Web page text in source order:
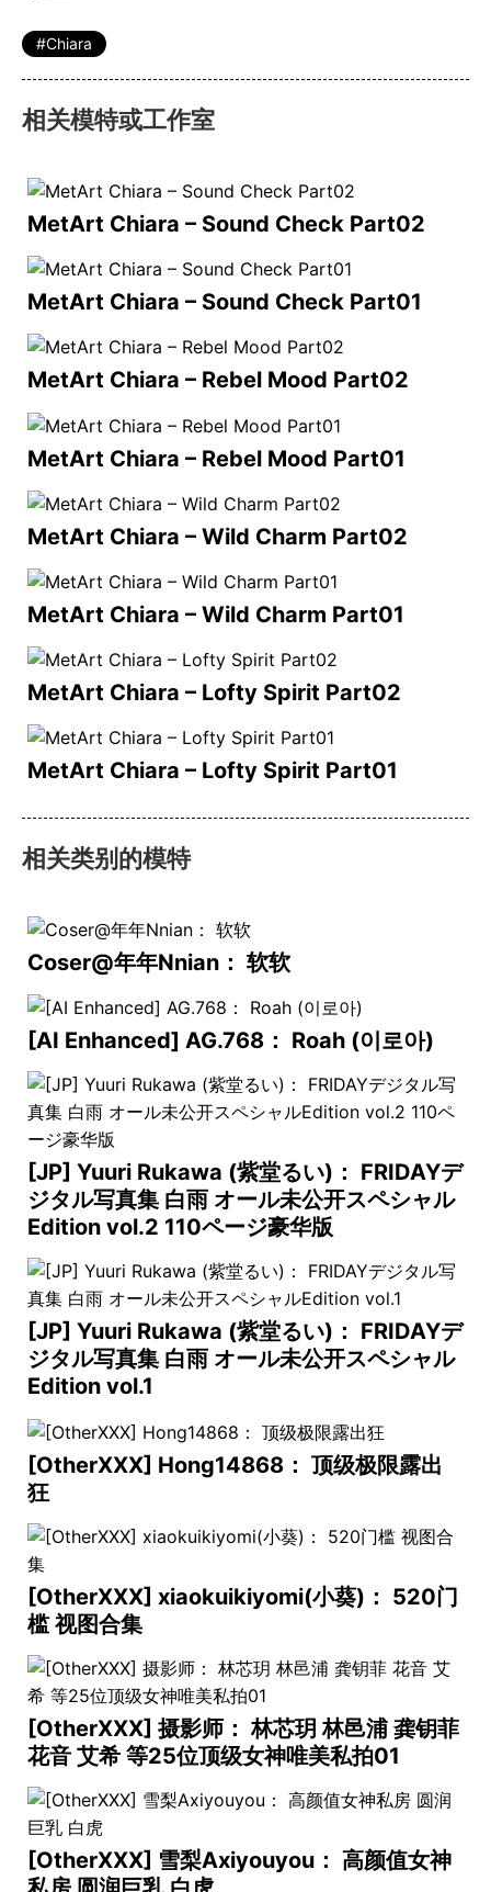
Chiara
相关模特或工作室
MetArt Chiara – Sound Check Part02
MetArt Chiara – Sound Check Part01
MetArt Chiara – Rebel Mood Part02
MetArt Chiara – Rebel Mood Part01
MetArt Chiara – Wild Charm Part02
MetArt Chiara – Wild Charm Part01
MetArt Chiara – Lofty Spirit Part02
MetArt Chiara – Lofty Spirit Part01
相关类别的模特
Coser@年年Nnian： 软软
[AI Enhanced] AG.768： Roah (이로아)
[JP] Yuuri Rukawa (紫堂るい)： FRIDAYデ
ジタル写真集 白雨 オール未公开スペシャル
Edition vol.2 110ページ豪华版
[JP] Yuuri Rukawa (紫堂るい)： FRIDAYデ
ジタル写真集 白雨 オール未公开スペシャル
Edition vol.1
[OtherXXX] Hong14868： 顶级极限露出
狂
[OtherXXX] xiaokuikiyomi(小葵)： 520门
槛 视图合集
[OtherXXX] 摄影师： 林芯玥 林邑浦 龚钥菲
花音 艾希 等25位顶级女神唯美私拍01
[OtherXXX] 雪梨Axiyouyou： 高颜值女神